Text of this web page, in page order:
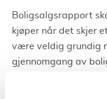
Boligsalgsrapport
kjøper når det skjer
være veldig grundig
gjennomgang av
man gjør dette er å